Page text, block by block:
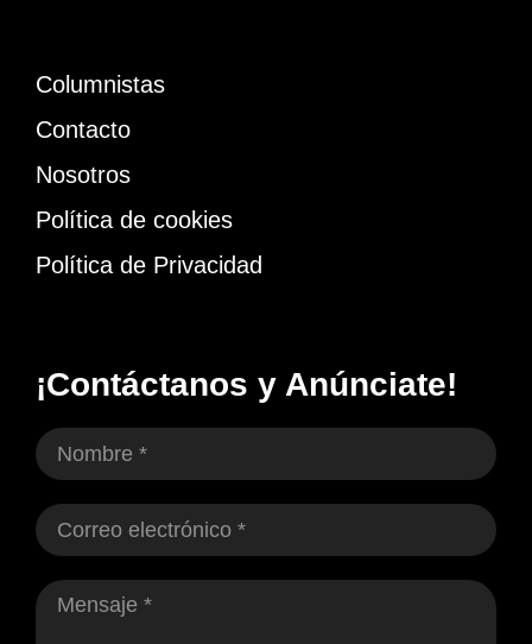
Columnistas
Contacto
Nosotros
Política de cookies
Política de Privacidad
¡Contáctanos y Anúnciate!